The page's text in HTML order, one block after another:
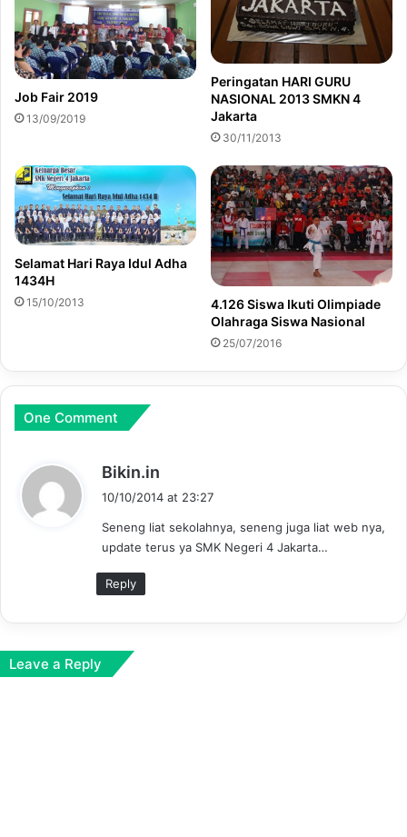
Job Fair 2019
13/09/2019
Peringatan HARI GURU
NASIONAL 2013 SMKN 4
Jakarta
30/11/2013
Selamat Hari Raya Idul Adha
1434H
15/10/2013
4.126 Siswa Ikuti Olimpiade
Olahraga Siswa Nasional
25/07/2016
One Comment
Bikin.in
a
s
:
10/10/2014 at 23:27
Seneng liat sekolahnya, seneng juga liat web nya,
update terus ya SMK Negeri 4 Jakarta…
Reply
Leave a Reply